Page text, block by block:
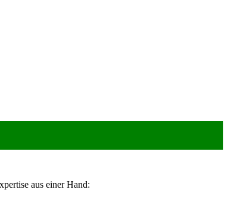
aus einer Hand: